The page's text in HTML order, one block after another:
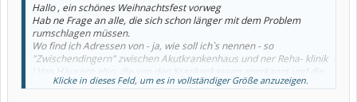
Hallo , ein schönes Weihnachtsfest vorweg
Hab ne Frage an alle, die sich schon länger mit dem Problem
rumschlagen müssen.
Wo find ich Adressen von - ja, wie soll ich`s nennen - so
"Zwischendingern" zwischen Akutkrankenhaus und ner Reha- klinik
! Von Häusern also, die von den Krankenkassen anerkannt und die
Kosten übernommen werden!!
Klicke in dieses Feld, um es in vollständiger Größe anzuzeigen.